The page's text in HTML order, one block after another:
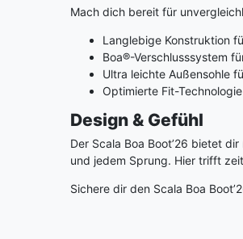
Mach dich bereit für
Langlebige Konstruktion
Boa®-Verschlusssystem
Ultra leichte Außensohle
Optimierte Fit-
Design & Gefühl
Der Scala Boa Boot’26 bietet
und jedem Sprung. Hier trifft
Sichere dir den Scala Boa